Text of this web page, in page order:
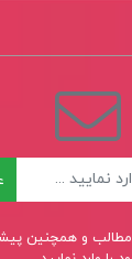
و همچنین